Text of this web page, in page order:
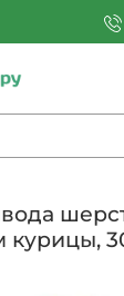
курицы,